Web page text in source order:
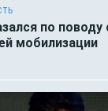
по
мобилизации